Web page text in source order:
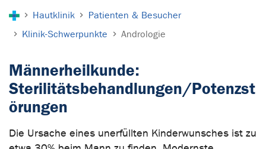
Hautklinik
Patienten & Besucher
Klinik-Schwerpunkte
Andrologie
Männerheilkunde:
Sterilitätsbehandlungen/Potenzst
örungen
Die Ursache eines unerfüllten Kinderwunsches ist zu